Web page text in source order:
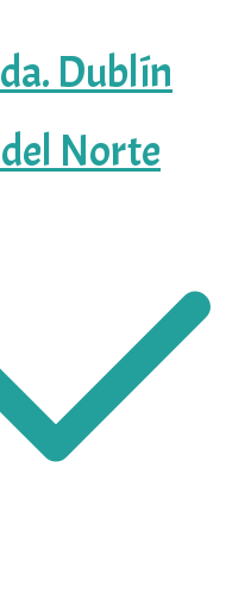
Dublín
Norte